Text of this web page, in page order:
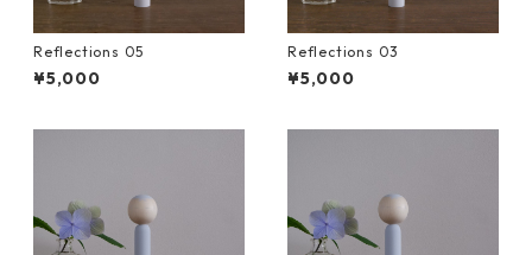
Reflections 05
¥5,000
Reflections 03
¥5,000